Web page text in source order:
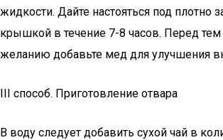
жидкости. Дайте настояться под плотно
крышкой в течение 7-8 часов. Перед тем
желанию добавьте мед для улучшения
III способ. Приготовление отвара
В воду следует добавить сухой чай в